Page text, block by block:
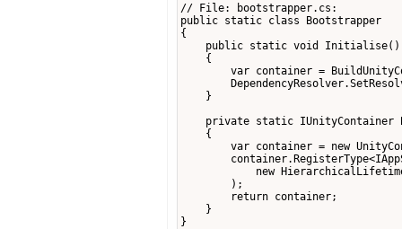
// File: bootstrapper.cs:
public static class Bootstrapper
{
    public static void Initialise()
    {
var container =
    }
private static IUnityContainer
    {
var container = new
new
        );
        return container;
    }
}